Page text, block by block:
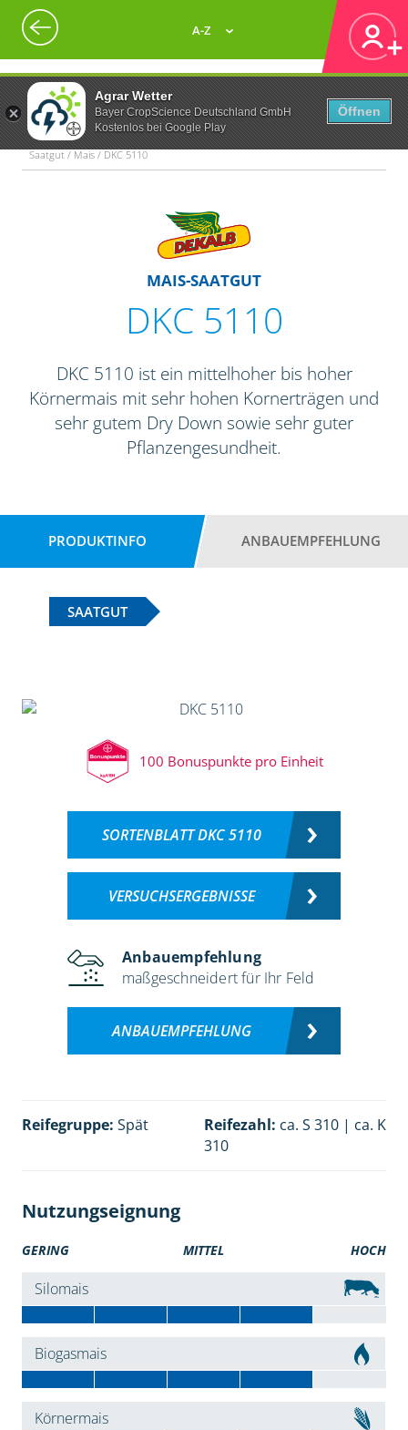
Agrar Wetter
Bayer CropScience Deutschland GmbH
Kostenlos bei Google Play
Öffnen
A-Z
Saatgut / Mais / DKC 5110
MAIS-SAATGUT
DKC 5110
DKC 5110 ist ein mittelhoher bis hoher
Körnermais mit sehr hohen Kornerträgen und
sehr gutem Dry Down sowie sehr guter
Pflanzengesundheit.
PRODUKTINFO ANBAUEMPFEHLUNG
SAATGUT
100 Bonuspunkte pro Einheit
SORTENBLATT DKC 5110
VERSUCHSERGEBNISSE
Anbauempfehlung
maßgeschneidert für Ihr Feld
ANBAUEMPFEHLUNG
Reifegruppe: Spät Reifezahl: ca. S 310 | ca. K
310
Nutzungseignung
GERING MITTEL HOCH
Silomais
Biogasmais
Körnermais